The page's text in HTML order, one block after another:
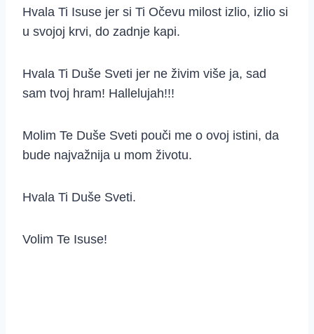
Hvala Ti Isuse jer si Ti Očevu milost izlio, izlio si
u svojoj krvi, do zadnje kapi.
Hvala Ti Duše Sveti jer ne živim više ja, sad
sam tvoj hram! Hallelujah!!!
Molim Te Duše Sveti pouči me o ovoj istini, da
bude najvažnija u mom životu.
Hvala Ti Duše Sveti.
Volim Te Isuse!